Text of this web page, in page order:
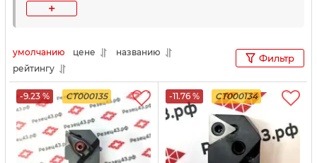
+
умолчанию цене
названию
рейтингу
Фильтр
-9.23 % CT000135 -11.76 % CT000134